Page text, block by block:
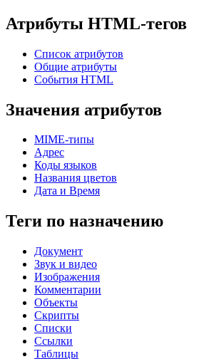
Атрибуты HTML-тегов
Список атрибутов
Общие атрибуты
События HTML
Значения атрибутов
MIME-типы
Адрес
Коды языков
Названия цветов
Дата и Время
Теги по назначению
Документ
Звук и видео
Изображения
Комментарии
Объекты
Скрипты
Списки
Ссылки
Таблицы